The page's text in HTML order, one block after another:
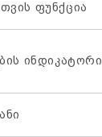
ფუნქცია
ინდიკატორი